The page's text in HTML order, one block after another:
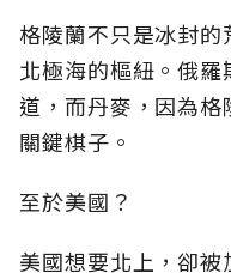
格陵蘭不只是冰封
北極海的樞紐。俄
道，而丹麥，因為
關鍵棋子。
至於美國？
美國想要北上，卻